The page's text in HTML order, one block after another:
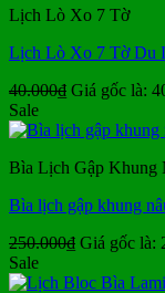
Lịch Lò Xo 7 Tờ
Lịch Lò Xo 7 Tờ Du
40.000₫ Giá gốc là:
Sale
Bìa Lịch Gập Khung
Bìa lịch gập khung
250.000₫ Giá gốc là:
Sale